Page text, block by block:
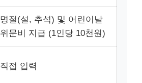
명절(설, 추석) 및 어린이날
위문비 지급 (1인당 10천원)
직접 입력